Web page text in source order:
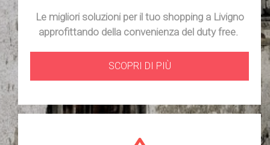
Le migliori soluzioni per il tuo shopping a Livigno
approfittando della convenienza del duty free.
SCOPRI DI PIÙ